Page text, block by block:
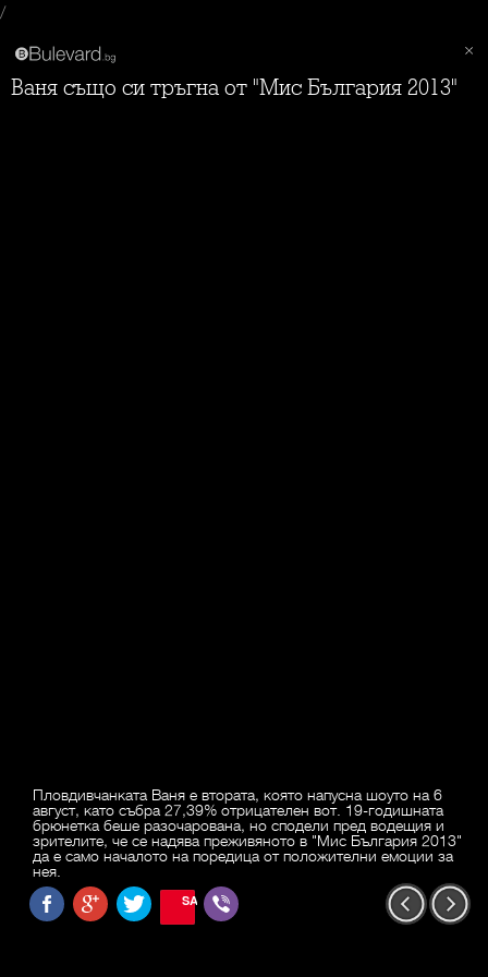
/
Ваня също си тръгна от "Мис България 2013"
Пловдивчанката Ваня е втората, която напусна шоуто на 6
август, като събра 27,39% отрицателен вот. 19-годишната
брюнетка беше разочарована, но сподели пред водещия и
зрителите, че се надява преживяното в "Мис България 2013"
да е само началото на поредица от положителни емоции за
нея.
SAVE